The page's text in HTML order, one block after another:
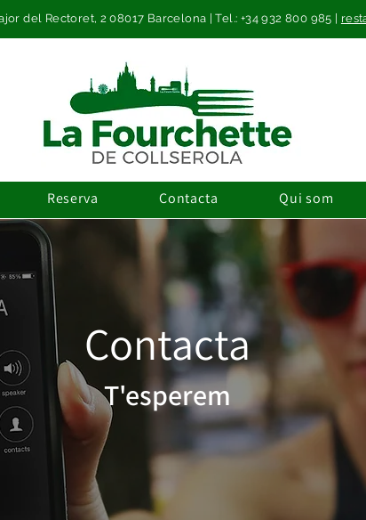
del Rectoret, 2 08017 Barcelona | Tel.: +34 932 800 985 |
Reserva Contacta Qui som
Contacta
T'esperem